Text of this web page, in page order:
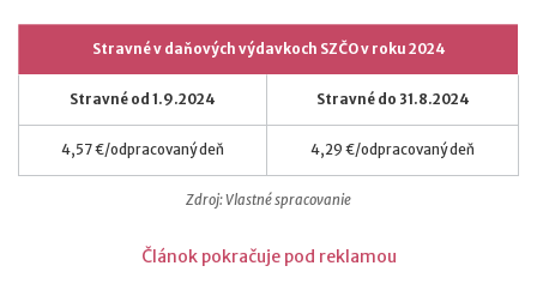
Zdroj: Vlastné spracovanie
Stravné v daňových výdavkoch SZČO v roku 2024
Stravné od 1.9.2024 Stravné do 31.8.2024
4,57 €/odpracovaný deň 4,29 €/odpracovaný deň
Článok pokračuje pod reklamou